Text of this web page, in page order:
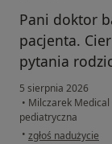
Pani doktor
pacjenta.
pytania
5 sierpnia 2026
• Milczarek
pediatryczna
• w opinii
zgłoś nadużycie